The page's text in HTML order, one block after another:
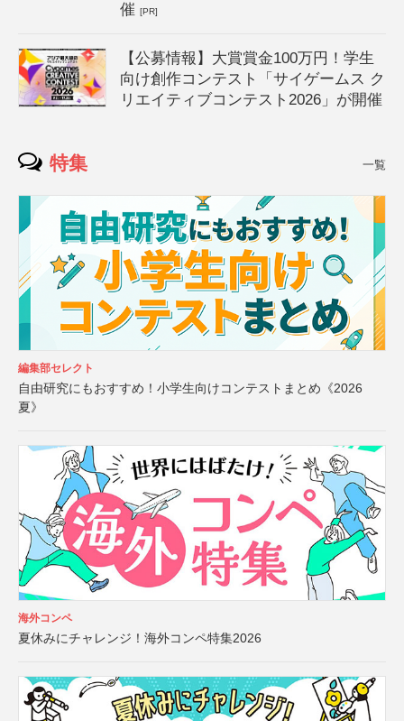
催[PR]
【公募情報】大賞賞金100万円！学生
向け創作コンテスト「サイゲームス ク
リエイティブコンテスト2026」が開催
特集 一覧
編集部セレクト
自由研究にもおすすめ！小学生向けコンテストまとめ《2026
夏》
海外コンペ
夏休みにチャレンジ！海外コンペ特集2026